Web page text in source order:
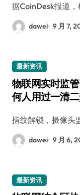
据CoinDesk报道
dawei 9 月 7,
最新资讯
物联网实时监
何人用过一清
指纹解锁，摄像
dawei 9 月 6,
最新资讯